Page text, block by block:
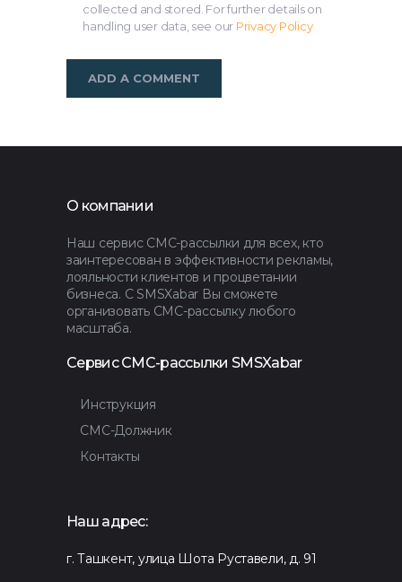
collected and stored. For further details on
handling user data, see our Privacy Policy
О компании
Наш сервис СМС-рассылки для всех, кто
заинтересован в эффективности рекламы,
лояльности клиентов и процветании
бизнеса. С SMSXabar Вы сможете
организовать СМС-рассылку любого
масштаба.
Сервис СМС-рассылки SMSXabar
Инструкция
СМС-Должник
Контакты
Наш адрес:
г. Ташкент, улица Шота Руставели, д. 91